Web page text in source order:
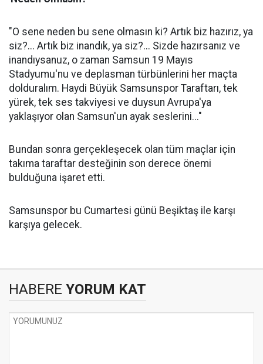
"O sene neden bu sene olmasın ki? Artık biz hazırız, ya
siz?... Artık biz inandık, ya siz?... Sizde hazırsanız ve
inandıysanuz, o zaman Samsun 19 Mayıs
Stadyumu'nu ve deplasman türbünlerini her maçta
dolduralım. Haydi Büyük Samsunspor Taraftarı, tek
yürek, tek ses takviyesi ve duysun Avrupa'ya
yaklaşıyor olan Samsun'un ayak seslerini..."
Bundan sonra gerçekleşecek olan tüm maçlar için
takıma taraftar desteğinin son derece önemi
bulduğuna işaret etti.
Samsunspor bu Cumartesi günü Beşiktaş ile karşı
karşıya gelecek.
HABERE YORUM KAT